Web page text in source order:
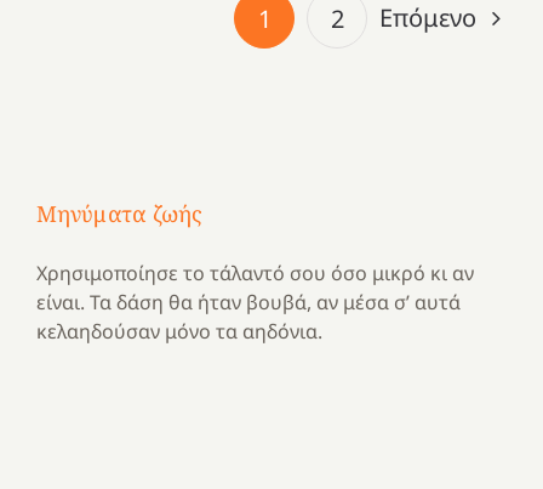
1 2 Επόμενο
Μηνύματα ζωής
Χρησιμοποίησε το τάλαντό σου όσο μικρό κι αν
είναι. Τα δάση θα ήταν βουβά, αν μέσα σ’ αυτά
κελαηδούσαν μόνο τα αηδόνια.